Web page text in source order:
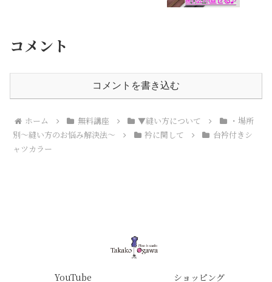
コメント
コメントを書き込む
ホーム 無料講座 ▼縫い方について
・場所
別～縫い方のお悩み解決法～
衿に関して
台衿付きシ
ャツカラー
YouTube ショッピング